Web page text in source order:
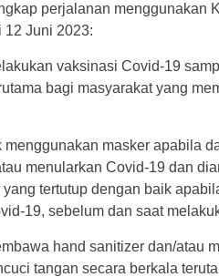
perjalanan menggunakan
12 Juni 2023:
vaksinasi Covid-19
bagi masyarakat yang
masker apabila
menularkan Covid-19 dan
tertutup dengan baik
19, sebelum dan saat
hand sanitizer dan/atau
tangan secara berkala